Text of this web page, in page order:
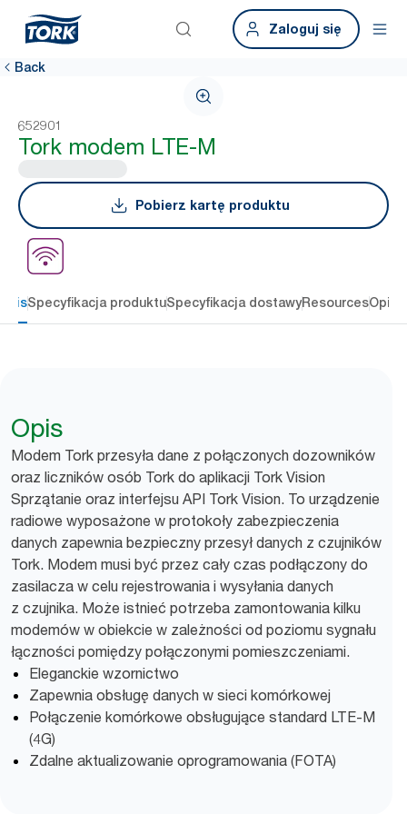
Zaloguj się
Back
652901
Tork modem LTE-M
Pobierz kartę produktu
Specyfikacja produktuSpecyfikacja dostawyResources
Opis
Modem Tork przesyła dane z połączonych dozowników
oraz liczników osób Tork do aplikacji Tork Vision
Sprzątanie oraz interfejsu API Tork Vision. To urządzenie
radiowe wyposażone w protokoły zabezpieczenia
danych zapewnia bezpieczny przesył danych z czujników
Tork. Modem musi być przez cały czas podłączony do
zasilacza w celu rejestrowania i wysyłania danych
z czujnika. Może istnieć potrzeba zamontowania kilku
modemów w obiekcie w zależności od poziomu sygnału
łączności pomiędzy połączonymi pomieszczeniami.
Eleganckie wzornictwo
Zapewnia obsługę danych w sieci komórkowej
Połączenie komórkowe obsługujące standard LTE-M
(4G)
Zdalne aktualizowanie oprogramowania (FOTA)